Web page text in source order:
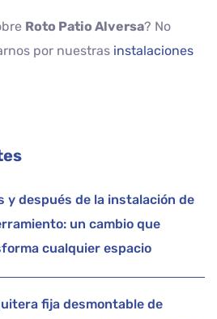
y después de la instalación de
un cambio que
cualquier espacio
fija desmontable de
Roto Patio Alversa? No
por nuestras instalaciones